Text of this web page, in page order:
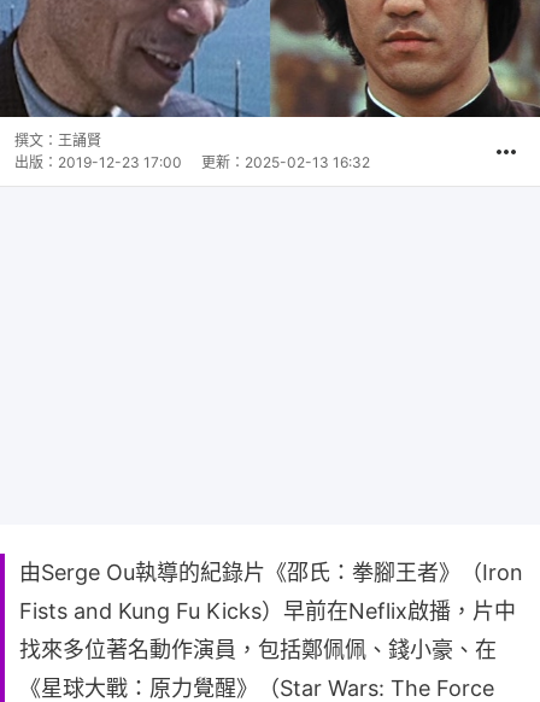
撰文： 王誦賢
出版： 2019-12-23 17:00 更新： 2025-02-13 16:32
由Serge Ou執導的紀錄片《邵氏：拳腳王者》（Iron
Fists and Kung Fu Kicks）早前在Neflix啟播，片中
找來多位著名動作演員，包括鄭佩佩、錢小豪、在
《星球大戰：原力覺醒》（Star Wars: The Force